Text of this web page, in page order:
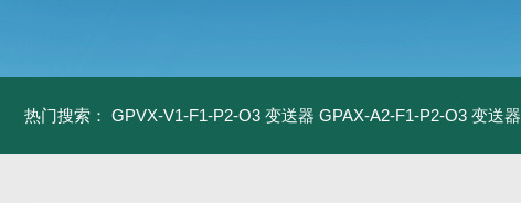
热门搜索： GPVX-V1-F1-P2-O3 变送器 GPAX-A2-F1-P2-O3 变送器